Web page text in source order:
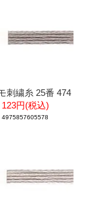
刺繍糸 25番 474
123円(税込)
4975857605578